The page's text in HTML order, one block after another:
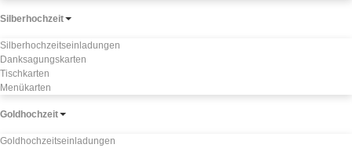
Silberhochzeit
Silberhochzeitseinladungen
Danksagungskarten
Tischkarten
Menükarten
Goldhochzeit
Goldhochzeitseinladungen